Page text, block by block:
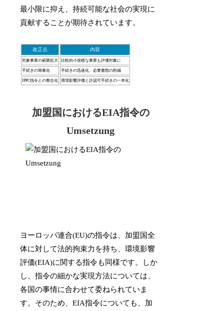
最小限に抑え、持続可能な社会の実現に
貢献することが期待されています。
改正点 内容
対象事業の範囲拡大 比較的小規模な事業も評価対象に
手続きの簡素化 手続きの迅速化、必要書類の削減
IPPC指令との整合化 環境影響評価と許認可手続きの一本化
加盟国におけるEIA指令の
Umsetzung
ヨーロッパ連合(EU)の指令は、加盟国全
体に対して法的拘束力を持ち、環境影響
評価(EIA)に関する指令も同様です。しか
し、指令の細かな実現方法については、
各国の事情に合わせて委ねられていま
す。そのため、EIA指令についても、加